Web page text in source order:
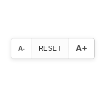
A- RESET A+